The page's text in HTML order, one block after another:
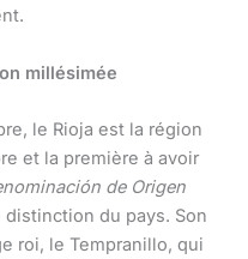
millésimée
le Rioja est la région
et la première à avoir
de Origen
du pays. Son
roi, le Tempranillo, qui